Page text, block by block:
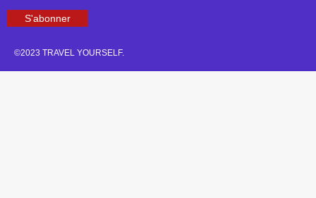
S'abonner
©2023 TRAVEL YOURSELF.